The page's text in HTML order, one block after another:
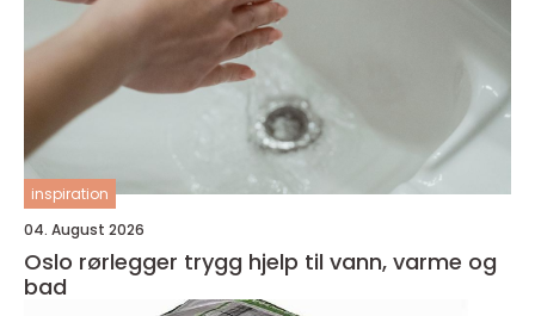
inspiration
04. August 2026
Oslo rørlegger trygg hjelp til vann, varme og
bad